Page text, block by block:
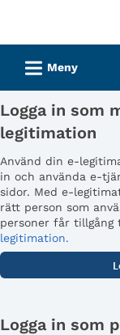
tjänster
Gävle
kommun
L Meny
Logga in som
legitimation
Använd din e-
in och använda e-
sidor. Med e-
rätt person som
personer får tillgång
legitimation.
Logga in som